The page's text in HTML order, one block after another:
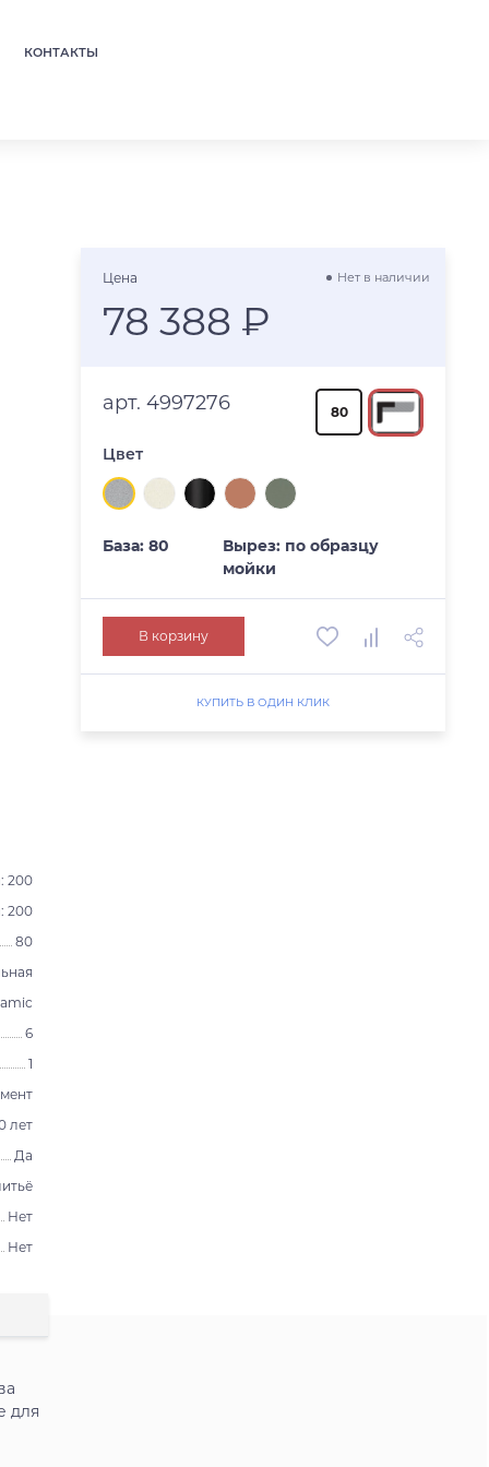
КОНТАКТЫ
200
200
80
6
1
лет
Да
Нет
Нет
для
Цена Нет в наличии
78 388 ₽
арт. 4997276 80
Цвет
База: 80
Вырез: по образцу
мойки
В корзину
КУПИТЬ В ОДИН КЛИК